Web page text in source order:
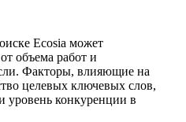
Ecosia может
объема работ и
Факторы, влияющие на
целевых ключевых слов,
уровень конкуренции в